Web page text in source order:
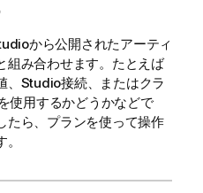
から公開されたアーティ
組み合わせます。たとえば
、Studio接続、またはクラ
使用するかどうかなどで
たら、プランを使って操作